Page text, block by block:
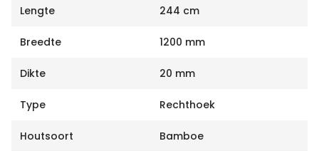
Lengte 244 cm
Breedte 1200 mm
Dikte 20 mm
Type Rechthoek
Houtsoort Bamboe